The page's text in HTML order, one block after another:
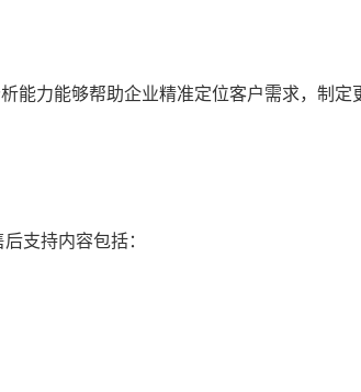
能力能够帮助企业精准定位客户需求，制定
支持内容包括：